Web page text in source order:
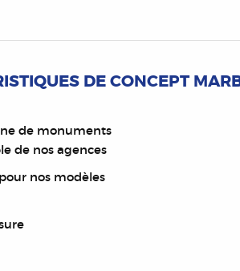
DE CONCEPT
de monuments
de nos agences
nos modèles